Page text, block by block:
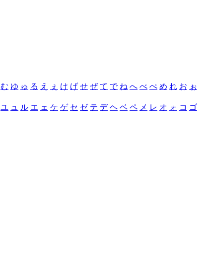
む ゆ ゅ る え ぇ け げ せ ぜ て で ね へ べ ぺ め れ お ぉ
ユ ュ ル エ ェ ケ ゲ セ ゼ テ デ ヘ ベ ペ メ レ オ ォ コ ゴ